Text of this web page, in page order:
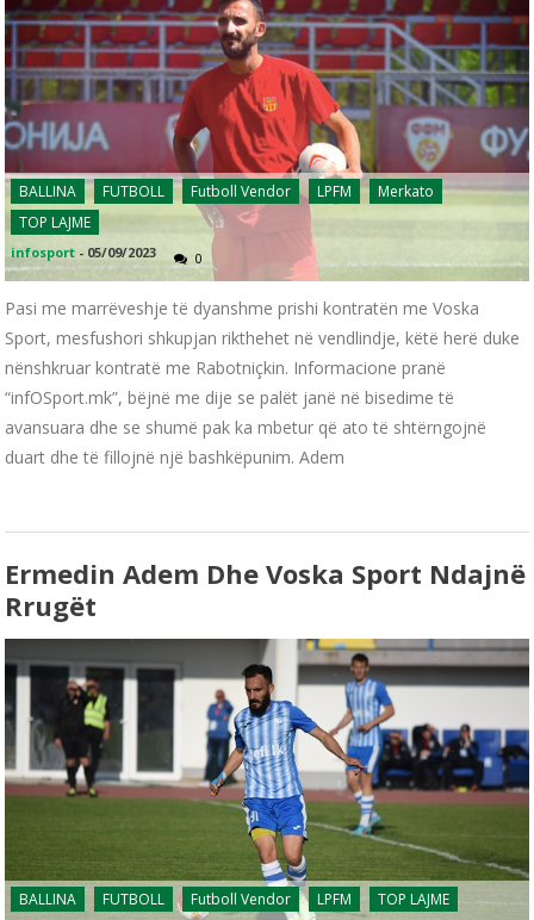
BALLINA FUTBOLL Futboll Vendor LPFM
Merkato
TOP LAJME
infosport - 05/09/2023 0
Pasi me marrëveshje të dyanshme prishi kontratën me Voska
Sport, mesfushori shkupjan rikthehet në vendlindje, këtë herë duke
nënshkruar kontratë me Rabotniçkin. Informacione pranë
“infOSport.mk”, bëjnë me dije se palët janë në bisedime të
avansuara dhe se shumë pak ka mbetur që ato të shtërngojnë
duart dhe të fillojnë një bashkëpunim. Adem
Ermedin Adem Dhe Voska Sport Ndajnë
Rrugët
BALLINA FUTBOLL Futboll Vendor LPFM TOP LAJME